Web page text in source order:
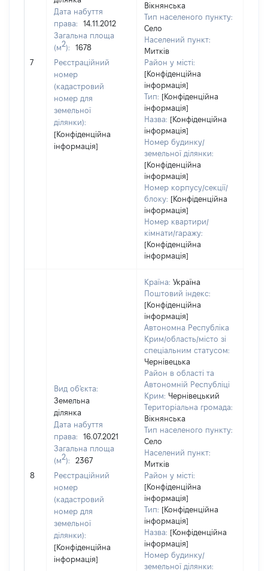
7
Дата набуття
права:
14.11.2012
Загальна площа
(м2):
1678
Реєстраційний
номер
(кадастровий
номер для
земельної
ділянки):
[Конфіденційна
інформація]
Вікнянська
Тип населеного пункту:
Село
Населений пункт:
Митків
Район у місті:
[Конфіденційна
інформація]
Тип: [Конфіденційна
інформація]
Назва: [Конфіденційна
інформація]
Номер будинку/
земельної ділянки:
[Конфіденційна
інформація]
Номер корпусу/секції/
блоку: [Конфіденційна
інформація]
Номер квартири/
кімнати/гаражу:
[Конфіденційна
інформація]
8
Вид об'єкта:
Земельна
ділянка
Дата набуття
права:
16.07.2021
Загальна площа
(м2):
2367
Реєстраційний
номер
(кадастровий
номер для
земельної
ділянки):
[Конфіденційна
інформація]
Країна: Україна
Поштовий індекс:
[Конфіденційна
інформація]
Автономна Республіка
Крим/область/місто зі
спеціальним статусом:
Чернівецька
Район в області та
Автономній Республіці
Крим: Чернівецький
Територіальна громада:
Вікнянська
Тип населеного пункту:
Село
Населений пункт:
Митків
Район у місті:
[Конфіденційна
інформація]
Тип: [Конфіденційна
інформація]
Назва: [Конфіденційна
інформація]
Номер будинку/
земельної ділянки: